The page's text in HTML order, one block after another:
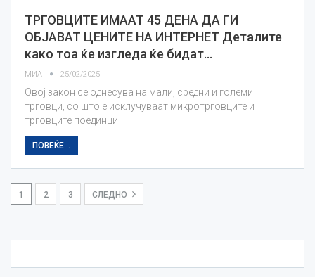
ТРГОВЦИТЕ ИМААТ 45 ДЕНА ДА ГИ
ОБЈАВАТ ЦЕНИТЕ НА ИНТЕРНЕТ Деталите
како тоа ќе изгледа ќе бидат…
МИА 25/02/2025
Овој закон се однесува на мали, средни и големи
трговци, со што е исклучуваат микротрговците и
трговците поединци
ПОВЕЌЕ...
1 2 3 СЛЕДНО